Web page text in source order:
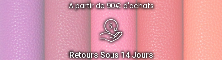
A partir de 90€ d'achats
Retours Sous 14 Jours